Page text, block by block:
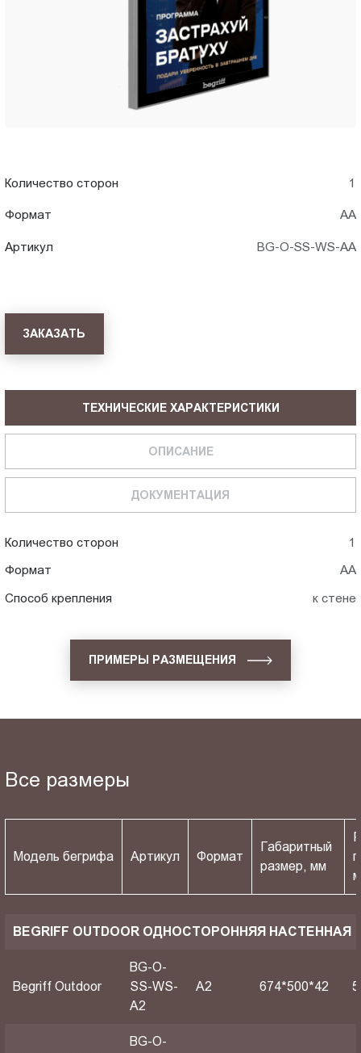
Количество сторон 1
Формат АА
Артикул BG-O-SS-WS-AA
ЗАКАЗАТЬ
ТЕХНИЧЕСКИЕ ХАРАКТЕРИСТИКИ
ОПИСАНИЕ
ДОКУМЕНТАЦИЯ
Количество сторон 1
Формат АА
Способ крепления к стене
ПРИМЕРЫ РАЗМЕЩЕНИЯ
Все размеры
Модель бегрифа Артикул Формат
Габаритный
размер, мм
BEGRIFF OUTDOOR ОДНОСТОРОННЯЯ НАСТЕННАЯ
Begriff Outdoor
BG-O-
SS-WS-
A2
A2 674*500*42
BG-O-